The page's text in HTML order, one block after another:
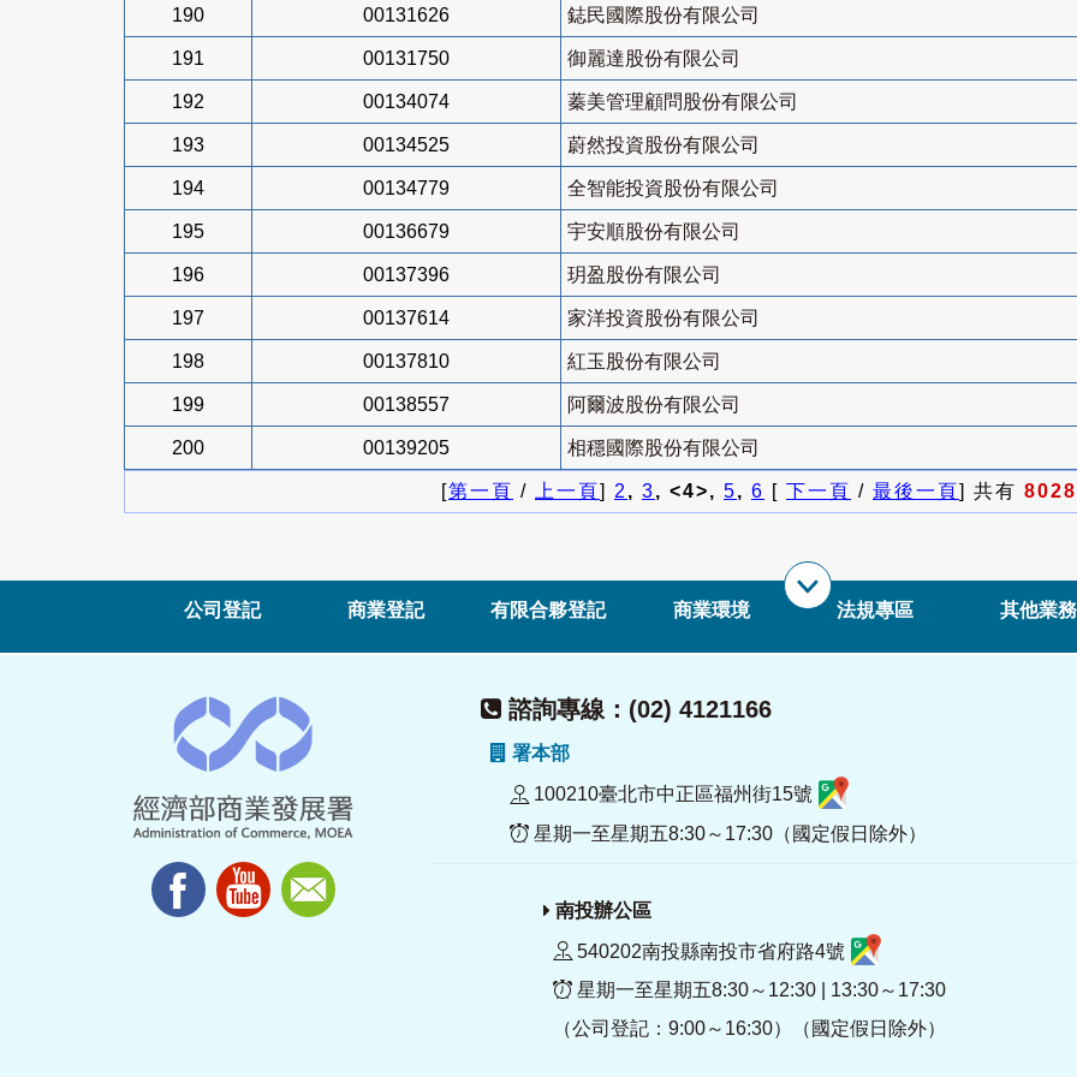
190 00131626 鋕民國際股份有限公司
191 00131750 御麗達股份有限公司
192 00134074 蓁美管理顧問股份有限公司
193 00134525 蔚然投資股份有限公司
194 00134779 全智能投資股份有限公司
195 00136679 宇安順股份有限公司
196 00137396 玥盈股份有限公司
197 00137614 家洋投資股份有限公司
198 00137810 紅玉股份有限公司
199 00138557 阿爾波股份有限公司
200 00139205 相穩國際股份有限公司
[第一頁 / 上一頁] 2, 3, <4>, 5, 6 [ 下一頁 / 最後一頁] 共有 8028
公司登記 商業登記 有限合夥登記 商業環境 法規專區 其他業務
諮詢專線：(02) 4121166
署本部
100210臺北市中正區福州街15號
星期一至星期五8:30～17:30（國定假日除外）
南投辦公區
540202南投縣南投市省府路4號
星期一至星期五8:30～12:30 | 13:30～17:30
（公司登記：9:00～16:30）（國定假日除外）